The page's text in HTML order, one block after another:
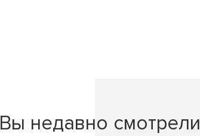
Вы недавно смотрели